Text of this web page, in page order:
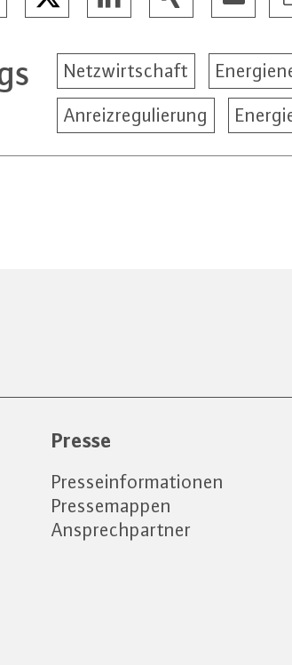
Netzwirtschaft
Anreizregulierung
Presse
Presseinformationen
Pressemappen
Ansprechpartner